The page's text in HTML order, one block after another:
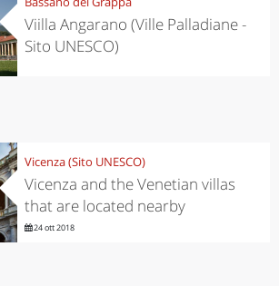
Viilla Angarano (Ville Palladiane -
Sito UNESCO)
Vicenza (Sito UNESCO)
Vicenza and the Venetian villas
that are located nearby
24 ott 2018